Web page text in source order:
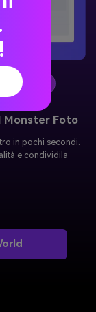
Monster Foto
in pochi secondi.
e condividila